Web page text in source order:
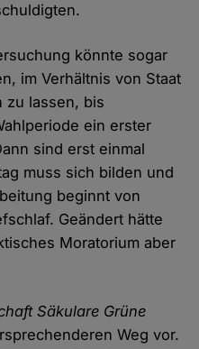
könnte sogar
im Verhältnis von Staat
zu lassen, bis
ein erster
sind erst einmal
muss sich bilden und
beginnt von
Geändert hätte
Moratorium aber
Säkulare Grüne
Weg vor.